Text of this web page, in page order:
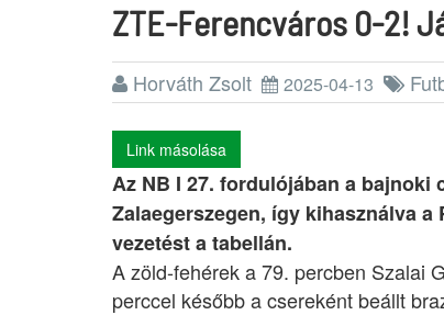
ZTE-Ferencváros 0-2!
Horváth Zsolt 2025-04-13
Link másolása
Az NB I 27. fordulójában a bajnoki
Zalaegerszegen, így kihasználva a
vezetést a tabellán.
A zöld-fehérek a 79. percben Szalai
perccel később a csereként beállt